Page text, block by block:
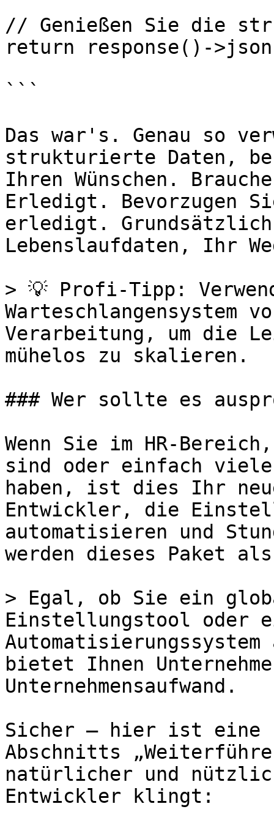
// Genießen Sie die
return response()-
```
Das war's. Genau so
strukturierte Daten,
Ihren Wünschen.
Erledigt. Bevorzugen
erledigt.
Lebenslaufdaten, Ihr
> 💡 Profi-Tipp:
Warteschlangensystem
Verarbeitung, um die
mühelos zu skalieren.
### Wer sollte es
Wenn Sie im HR-
sind oder einfach viele
haben, ist dies Ihr
Entwickler, die
automatisieren und
werden dieses Paket
> Egal, ob Sie ein
Einstellungstool oder
bietet Ihnen
Unternehmensaufwand.
Sicher — hier ist eine
Abschnitts
natürlicher und
Entwickler klingt: